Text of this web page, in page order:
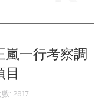
嵐一行考察調
目
: 2817